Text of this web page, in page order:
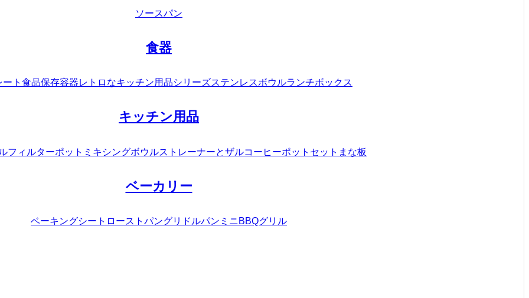
ソースパン
食器
ート 食品保存容器レトロなキッチン用品シリーズステンレスボウルランチボックス
キッチン用品
フィルターポット ミキシングボウルストレーナーとザルコーヒーポットセット まな板
ベーカリー
ベーキングシート ローストパングリドルパン ミニBBQグリル